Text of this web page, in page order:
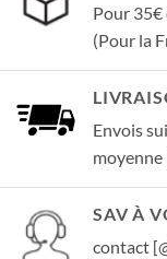
Pour 35€
(Pour la
Envois
moyenne
SAV À
contact